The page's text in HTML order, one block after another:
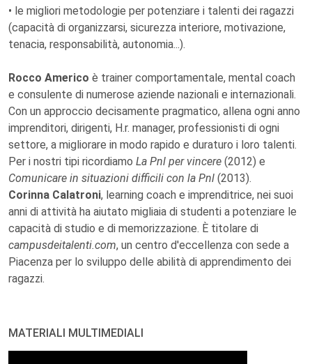
• le migliori metodologie per potenziare i talenti dei ragazzi
(capacità di organizzarsi, sicurezza interiore, motivazione,
tenacia, responsabilità, autonomia...).
Rocco Americo è trainer comportamentale, mental coach
e consulente di numerose aziende nazionali e internazionali.
Con un approccio decisamente pragmatico, allena ogni anno
imprenditori, dirigenti, H.r. manager, professionisti di ogni
settore, a migliorare in modo rapido e duraturo i loro talenti.
Per i nostri tipi ricordiamo La Pnl per vincere (2012) e
Comunicare in situazioni difficili con la Pnl (2013).
Corinna Calatroni, learning coach e imprenditrice, nei suoi
anni di attività ha aiutato migliaia di studenti a potenziare le
capacità di studio e di memorizzazione. È titolare di
campusdeitalenti.com, un centro d'eccellenza con sede a
Piacenza per lo sviluppo delle abilità di apprendimento dei
ragazzi.
MATERIALI MULTIMEDIALI